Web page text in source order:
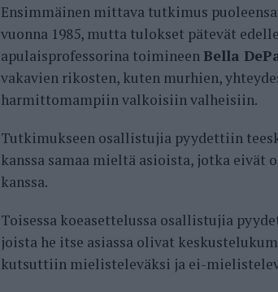
Ensimmäinen mittava tutkimus
vuonna 1985, mutta tulokset pätevät
apulaisprofessorina toimineen Bella
vakavien rikosten, kuten murhien,
harmittomampiin valkoisiin valheisiin.
Tutkimukseen osallistujia pyydettiin
kanssa samaa mieltä asioista, jotka
kanssa.
Toisessa koeasettelussa osallistujia
joista he itse asiassa olivat
kutsuttiin mielisteleväksi ja ei-